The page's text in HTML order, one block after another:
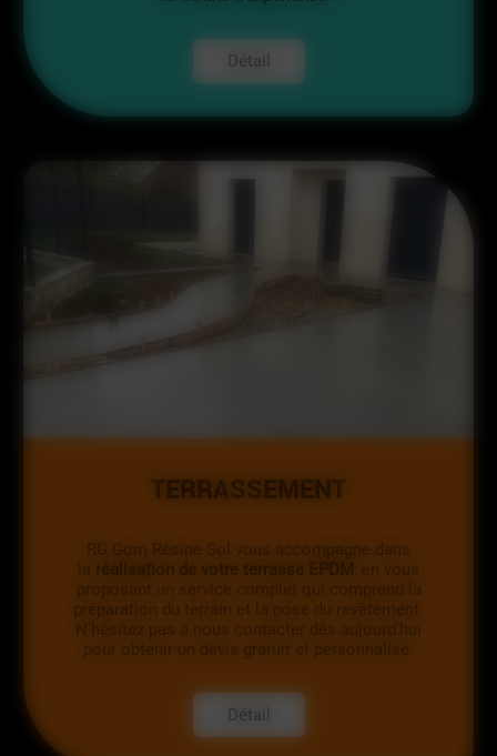
Détail
TERRASSEMENT
RG Gom Résine Sol vous accompagne dans
la réalisation de votre terrasse EPDM
, en vous
proposant un service complet qui comprend la
préparation du terrain et la pose du revêtement.
N'hésitez pas à nous contacter dès aujourd'hui
pour obtenir un devis gratuit et personnalisé.
Détail